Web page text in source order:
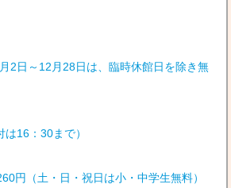
2日～12月28日は、臨時休館日を除き無
16：30まで）
円（土・日・祝日は小・中学生無料）